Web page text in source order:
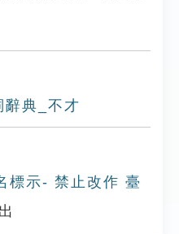
辭典_不才
標示- 禁止改作 臺